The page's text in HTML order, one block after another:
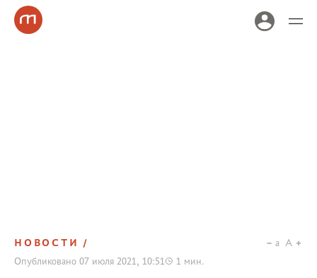
НОВОСТИ
Опубликовано 07 июля 2021, 10:51 1 мин.
a A